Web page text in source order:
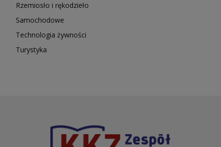
Rzemiosło i rękodzieło
Samochodowe
Technologia żywności
Turystyka